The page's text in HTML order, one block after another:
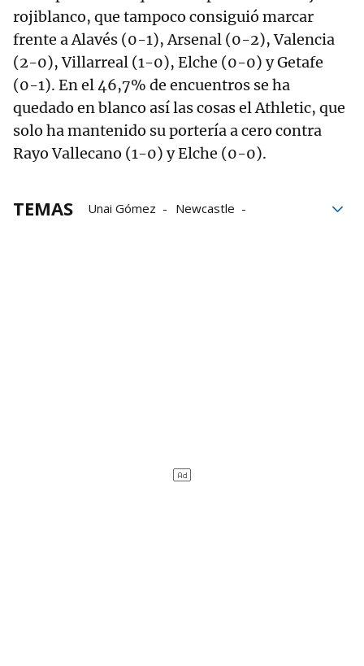
rojiblanco, que tampoco consiguió marcar
frente a Alavés (0-1), Arsenal (0-2), Valencia
(2-0), Villarreal (1-0), Elche (0-0) y Getafe
(0-1). En el 46,7% de encuentros se ha
quedado en blanco así las cosas el Athletic, que
solo ha mantenido su portería a cero contra
Rayo Vallecano (1-0) y Elche (0-0).
TEMAS Unai Gómez
Newcastle